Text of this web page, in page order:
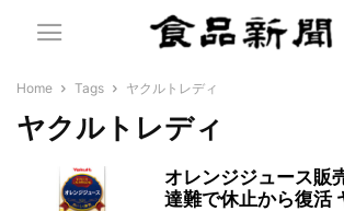
Home Tags ヤクルトレディ
ヤクルトレディ
オレンジジュース販
達難で休止から復活